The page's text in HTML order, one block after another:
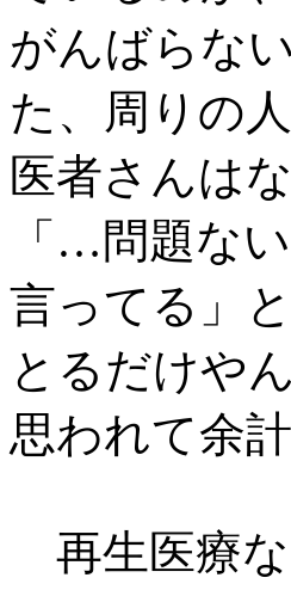
がんばらな
た、周りの
医者さんは
「…問題な
言ってる」
とるだけや
思われて余
再生医療な